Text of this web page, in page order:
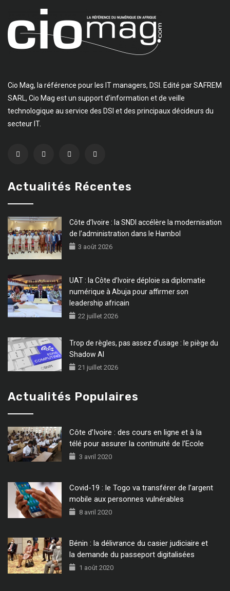
Cio Mag, la référence pour les IT managers, DSI. Edité par SAFREM
SARL, Cio Mag est un support d’information et de veille
technologique au service des DSI et des principaux décideurs du
secteur IT.
Actualités Récentes
Côte d’Ivoire : la SNDI accélère la modernisation
de l’administration dans le Hambol
3 août 2026
UAT : la Côte d’Ivoire déploie sa diplomatie
numérique à Abuja pour affirmer son
leadership africain
22 juillet 2026
Trop de règles, pas assez d’usage : le piège du
Shadow AI
21 juillet 2026
Actualités Populaires
Côte d’Ivoire : des cours en ligne et à la
télé pour assurer la continuité de l’Ecole
3 avril 2020
Covid-19 : le Togo va transférer de l’argent
mobile aux personnes vulnérables
8 avril 2020
Bénin : la délivrance du casier judiciaire et
la demande du passeport digitalisées
1 août 2020